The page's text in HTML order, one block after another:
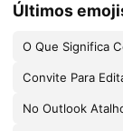
Últimos
O Que Significa
Convite Para
No Outlook